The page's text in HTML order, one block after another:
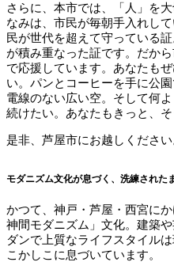
さらに、本市では、「人」を
なみは、市民が毎朝手入れし
民が世代を超えて守っている
が積み重なった証です。だか
で応援しています。あなたも
い。パンとコーヒーを手に公
電線のない広い空。そして何
続けたい。あなたもきっと、そ
是非、芦屋市にお越しください
モダニズム文化が息づく、洗練された
かつて、神戸・芦屋・西宮に
神間モダニズム」文化。建築
ダンで上質なライフスタイル
こかしこに息づいています。